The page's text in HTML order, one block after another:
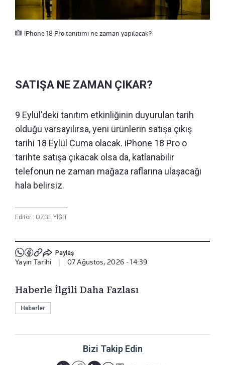
iPhone 18 Pro tanıtımı ne zaman yapılacak?
SATIŞA NE ZAMAN ÇIKAR?
9 Eylül'deki tanıtım etkinliğinin duyurulan tarih
olduğu varsayılırsa, yeni ürünlerin satışa çıkış
tarihi 18 Eylül Cuma olacak. iPhone 18 Pro o
tarihte satışa çıkacak olsa da, katlanabilir
telefonun ne zaman mağaza raflarına ulaşacağı
hala belirsiz.
Editör : ÖZGE YİĞİT
Paylaş
Yayın Tarihi 07 Ağustos, 2026 - 14:39
Haberle İlgili Daha Fazlası
Haberler
Bizi Takip Edin